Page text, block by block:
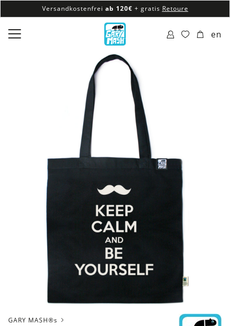
Versandkostenfrei ab 120€ + gratis Retoure
100% veganes & fair produziertes Sortiment
Versandkostenfrei ab 120€
en
GARY MASH®s